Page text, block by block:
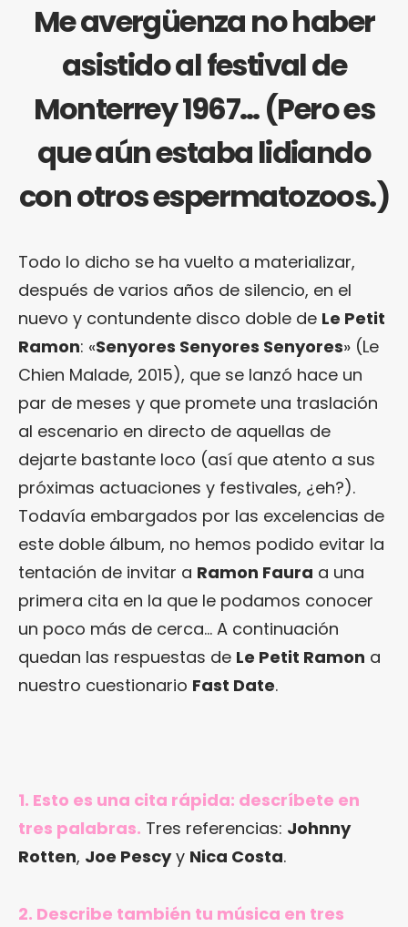
Me avergüenza no haber
asistido al festival de
Monterrey 1967… (Pero es
que aún estaba lidiando
con otros espermatozoos.)
Todo lo dicho se ha vuelto a materializar,
después de varios años de silencio, en el
nuevo y contundente disco doble de Le Petit
Ramon: «Senyores Senyores Senyores» (Le
Chien Malade, 2015), que se lanzó hace un
par de meses y que promete una traslación
al escenario en directo de aquellas de
dejarte bastante loco (así que atento a sus
próximas actuaciones y festivales, ¿eh?).
Todavía embargados por las excelencias de
este doble álbum, no hemos podido evitar la
tentación de invitar a Ramon Faura a una
primera cita en la que le podamos conocer
un poco más de cerca… A continuación
quedan las respuestas de Le Petit Ramon a
nuestro cuestionario Fast Date.
1. Esto es una cita rápida: descríbete en
tres palabras. Tres referencias: Johnny
Rotten, Joe Pescyy Nica Costa.
2. Describe también tu música en tres